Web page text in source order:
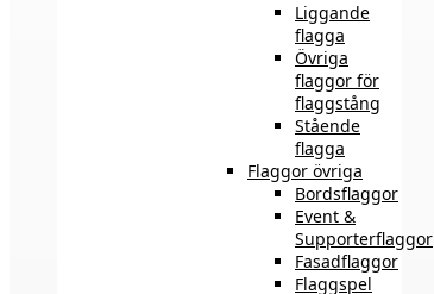
Liggande
flagga
Övriga
flaggor för
flaggstång
Stående
flagga
Flaggor övriga
Bordsflaggor
Event &
Supporterflaggor
Fasadflaggor
Flaggspel